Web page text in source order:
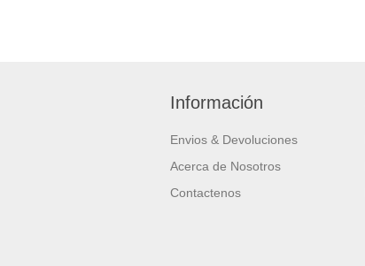
Información
Envios & Devoluciones
Acerca de Nosotros
Contactenos